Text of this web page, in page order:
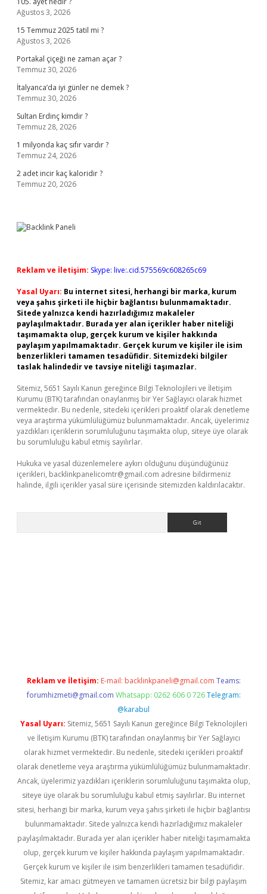
Ağustos 3, 2026
15 Temmuz 2025 tatil mi ?
Ağustos 3, 2026
Portakal çiçeği ne zaman açar ?
Temmuz 30, 2026
İtalyanca’da iyi günler ne demek ?
Temmuz 30, 2026
Sultan Erdinç kimdir ?
Temmuz 28, 2026
1 milyonda kaç sıfır vardır ?
Temmuz 24, 2026
2 adet incir kaç kaloridir ?
Temmuz 20, 2026
Reklam ve İletişim: Skype: live:.cid.575569c608265c69
Yasal Uyarı: Bu internet sitesi, herhangi bir marka, kurum
veya şahıs şirketi ile hiçbir bağlantısı bulunmamaktadır.
Sitede yalnızca kendi hazırladığımız makaleler
paylaşılmaktadır. Burada yer alan içerikler haber niteliği
taşımamakta olup, gerçek kurum ve kişiler hakkında
paylaşım yapılmamaktadır. Gerçek kurum ve kişiler ile isim
benzerlikleri tamamen tesadüfidir. Sitemizdeki bilgiler
taslak halindedir ve tavsiye niteliği taşımazlar.
Sitemiz, 5651 Sayılı Kanun gereğince Bilgi Teknolojileri ve İletişim
Kurumu (BTK) tarafından onaylanmış bir Yer Sağlayıcı olarak hizmet
vermektedir. Bu nedenle, sitedeki içerikleri proaktif olarak denetleme
veya araştırma yükümlülüğümüz bulunmamaktadır. Ancak, üyelerimiz
yazdıkları içeriklerin sorumluluğunu taşımakta olup, siteye üye olarak
bu sorumluluğu kabul etmiş sayılırlar.
Hukuka ve yasal düzenlemelere aykırı olduğunu düşündüğünüz
içerikleri, backlinkpanelicomtr@gmail.com adresine bildirmeniz
halinde, ilgili içerikler yasal süre içerisinde sitemizden kaldırılacaktır.
Reklam ve İletişim: E-mail: backlinkpaneli@gmail.com Teams:
forumhizmeti@gmail.com Whatsapp: 0262 606 0 726 Telegram:
@karabul
Yasal Uyarı: Sitemiz, 5651 Sayılı Kanun gereğince Bilgi Teknolojileri
ve İletişim Kurumu (BTK) tarafından onaylanmış bir Yer Sağlayıcı
olarak hizmet vermektedir. Bu nedenle, sitedeki içerikleri proaktif
olarak denetleme veya araştırma yükümlülüğümüz bulunmamaktadır.
Ancak, üyelerimiz yazdıkları içeriklerin sorumluluğunu taşımakta olup,
siteye üye olarak bu sorumluluğu kabul etmiş sayılırlar. Bu internet
sitesi, herhangi bir marka, kurum veya şahıs şirketi ile hiçbir bağlantısı
bulunmamaktadır. Sitede yalnızca kendi hazırladığımız makaleler
paylaşılmaktadır. Burada yer alan içerikler haber niteliği taşımamakta
olup, gerçek kurum ve kişiler hakkında paylaşım yapılmamaktadır.
Gerçek kurum ve kişiler ile isim benzerlikleri tamamen tesadüfidir.
Sitemiz, kar amacı gütmeyen ve tamamen ücretsiz bir bilgi paylaşım